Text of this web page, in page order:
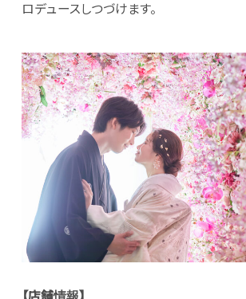
ロデュースしつづけます。
【店舗情報】